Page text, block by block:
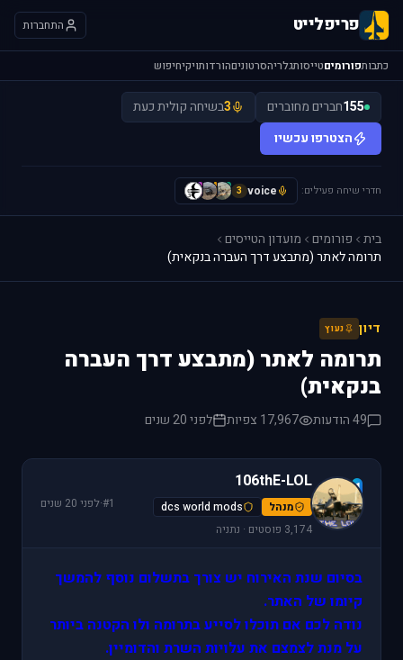
פריפלייט התחברות
כתבותפורומיםטייסותגלריהסרטוניםהורדותויקיחיפוש
155חברים מחוברים 3בשיחה קולית כעת
הצטרפו עכשיו
חדרי שיחה פעילים: voice
3
H
I
y
בית פורומים
מועדון הטייסים
תרומה לאתר (מתבצע דרך העברה בנקאית)
דיון נעוץ
תרומה לאתר (מתבצע דרך העברה
בנקאית)
49 הודעות 17,967 צפיות לפני 20 שנים
1
106thE-LOL
מנהל
dcs world mods
3,174 פוסטים · נתניה
#1
·לפני 20 שנים
בסיום שנת האירוח יש צורך בתשלום נוסף להמשך
קיומו של האתר.
נודה לכם אם תוכלו לסייע בתרומה ולו הקטנה ביותר
על מנת לצמצם את עלויות השרת והדומיין.